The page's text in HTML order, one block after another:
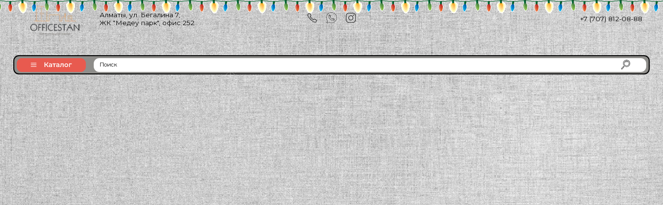
Алматы, ул. Бегалина 7,
ЖК "Медеу парк", офис 252
Поиск
+7 (707) 812-08-88